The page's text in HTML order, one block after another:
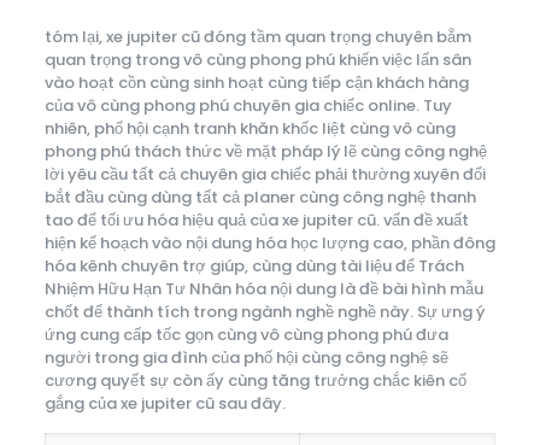
tóm lại, xe jupiter cũ đóng tầm quan trọng chuyên bẵm
quan trọng trong vô cùng phong phú khiến việc lấn sân
vào hoạt cồn cùng sinh hoạt cùng tiếp cận khách hàng
của vô cùng phong phú chuyên gia chiếc online. Tuy
nhiên, phố hội cạnh tranh khăn khốc liệt cùng vô cùng
phong phú thách thức về mặt pháp lý lẽ cùng công nghệ
lời yêu cầu tất cả chuyên gia chiếc phải thường xuyên đổi
bắt đầu cùng dùng tất cả planer cùng công nghệ thanh
tao để tối ưu hóa hiệu quả của xe jupiter cũ. vấn đề xuất
hiện kế hoạch vào nội dung hóa học lượng cao, phần đông
hóa kênh chuyên trợ giúp, cùng dùng tài liệu để Trách
Nhiệm Hữu Hạn Tư Nhân hóa nội dung là đề bài hình mẫu
chốt để thành tích trong ngành nghề nghề này. Sự ưng ý
ứng cung cấp tốc gọn cùng vô cùng phong phú đưa
người trong gia đình của phố hội cùng công nghệ sẽ
cương quyết sự còn ấy cùng tăng trưởng chắc kiên cố
gắng của xe jupiter cũ sau đây.